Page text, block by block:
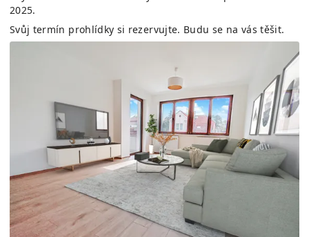
2025.
Svůj termín prohlídky si rezervujte. Budu se na vás těšit.